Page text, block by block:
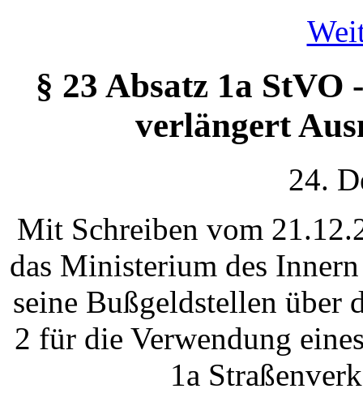
§ 23 Absatz 1a
verlängert
24.
Mit Schreiben vom
das Ministerium des
seine Bußgeldstellen über
2 für die Verwendung
1a